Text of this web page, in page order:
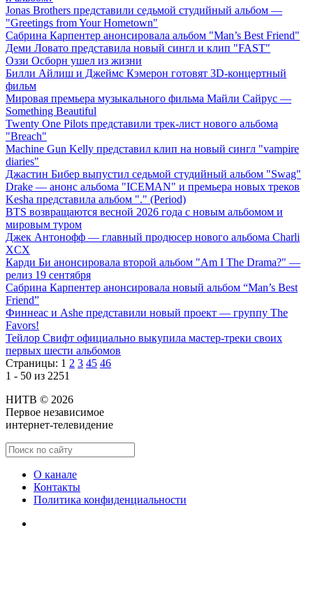
Jonas Brothers представили седьмой студийный альбом —
"Greetings from Your Hometown"
Сабрина Карпентер анонсировала альбом "Man’s Best Friend"
Деми Ловато представила новый сингл и клип "FAST"
Оззи Осборн ушел из жизни
Билли Айлиш и Джеймс Кэмерон готовят 3D-концертный
фильм
Мировая премьера музыкального фильма Майли Сайрус —
Something Beautiful
Twenty One Pilots представили трек-лист нового альбома
"Breach"
Machine Gun Kelly представил клип на новый сингл "vampire
diaries"
Джастин Бибер выпустил седьмой студийный альбом "Swag"
Drake — анонс альбома "ICEMAN" и премьера новых треков
Kesha представила альбом "." (Period)
BTS возвращаются весной 2026 года с новым альбомом и
мировым туром
Джек Антонофф — главный продюсер нового альбома Charli
XCX
Карди Би анонсировала второй альбом "Am I The Drama?" —
релиз 19 сентября
Сабрина Карпентер анонсировала новый альбом “Man’s Best
Friend”
Финнеас и Ashe представили новый проект — группу The
Favors!
Тейлор Свифт официально выкупила мастер-треки своих
первых шести альбомов
Страницы: 1 2 3 45 46
1 - 50 из 2251
НИТВ © 2026
Первое независимое
интернет-телевидение
О канале
Контакты
Политика конфиденциальности